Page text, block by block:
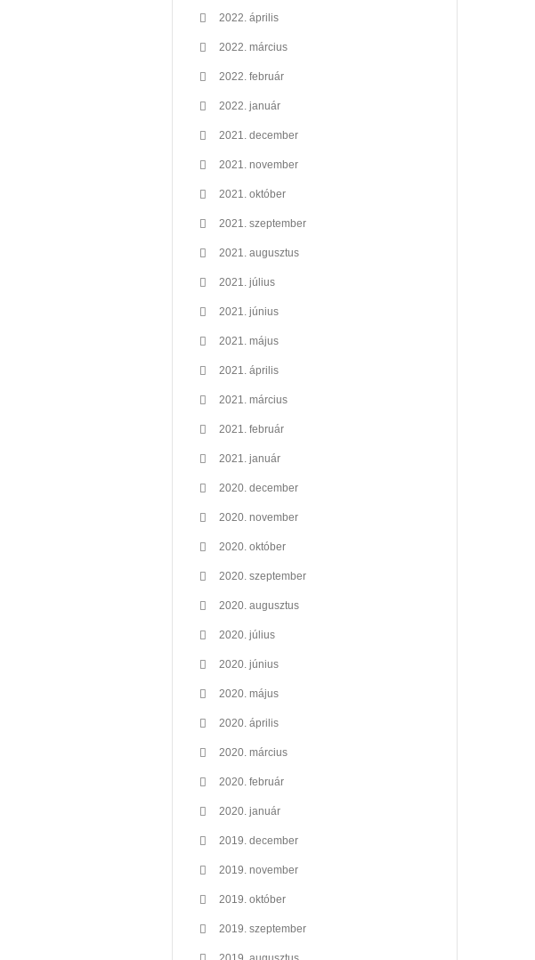
2022. április
2022. március
2022. február
2022. január
2021. december
2021. november
2021. október
2021. szeptember
2021. augusztus
2021. július
2021. június
2021. május
2021. április
2021. március
2021. február
2021. január
2020. december
2020. november
2020. október
2020. szeptember
2020. augusztus
2020. július
2020. június
2020. május
2020. április
2020. március
2020. február
2020. január
2019. december
2019. november
2019. október
2019. szeptember